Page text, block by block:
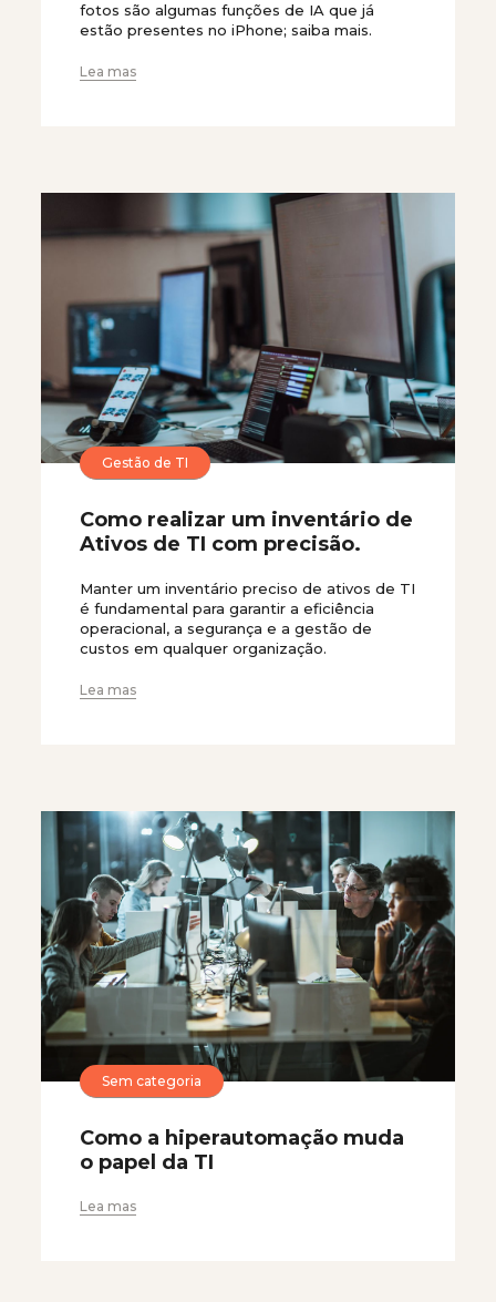
fotos são algumas funções de IA que já
estão presentes no iPhone; saiba mais.
Lea mas
Gestão de TI
Como realizar um inventário de
Ativos de TI com precisão.
Manter um inventário preciso de ativos de TI
é fundamental para garantir a eficiência
operacional, a segurança e a gestão de
custos em qualquer organização.
Lea mas
Sem categoria
Como a hiperautomação muda
o papel da TI
Lea mas